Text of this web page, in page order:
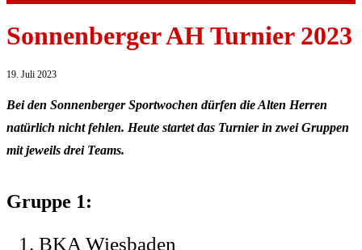
Sonnenberger AH Turnier 2023
19. Juli 2023
Bei den Sonnenberger Sportwochen dürfen die Alten Herren
natürlich nicht fehlen. Heute startet das Turnier in zwei Gruppen
mit jeweils drei Teams.
Gruppe 1:
BKA Wiesbaden